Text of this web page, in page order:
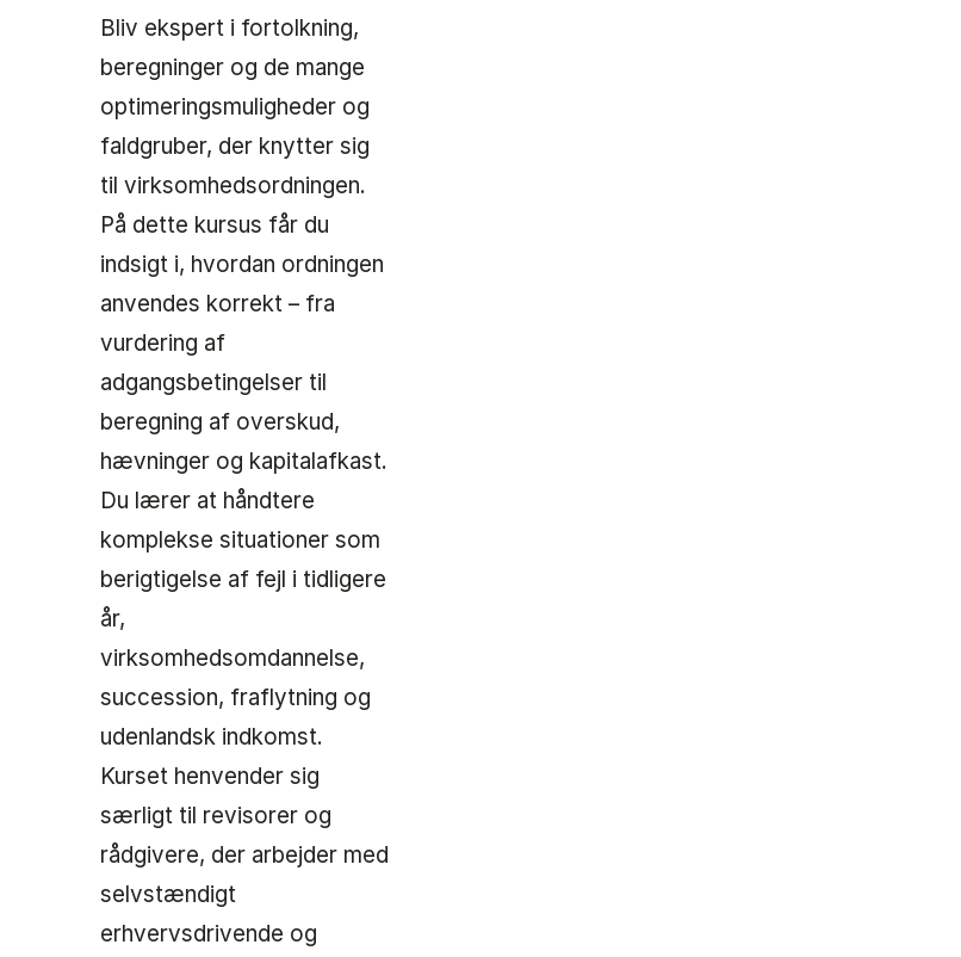
Bliv ekspert i fortolkning,
beregninger og de mange
optimeringsmuligheder og
faldgruber, der knytter sig
til virksomhedsordningen.
På dette kursus får du
indsigt i, hvordan ordningen
anvendes korrekt – fra
vurdering af
adgangsbetingelser til
beregning af overskud,
hævninger og kapitalafkast.
Du lærer at håndtere
komplekse situationer som
berigtigelse af fejl i tidligere
år,
virksomhedsomdannelse,
succession, fraflytning og
udenlandsk indkomst.
Kurset henvender sig
særligt til revisorer og
rådgivere, der arbejder med
selvstændigt
erhvervsdrivende og